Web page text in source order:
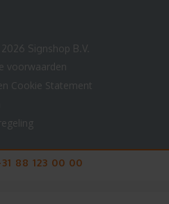
Signshop B.V.
voorwaarden
Cookie Statement
88 123 00 00